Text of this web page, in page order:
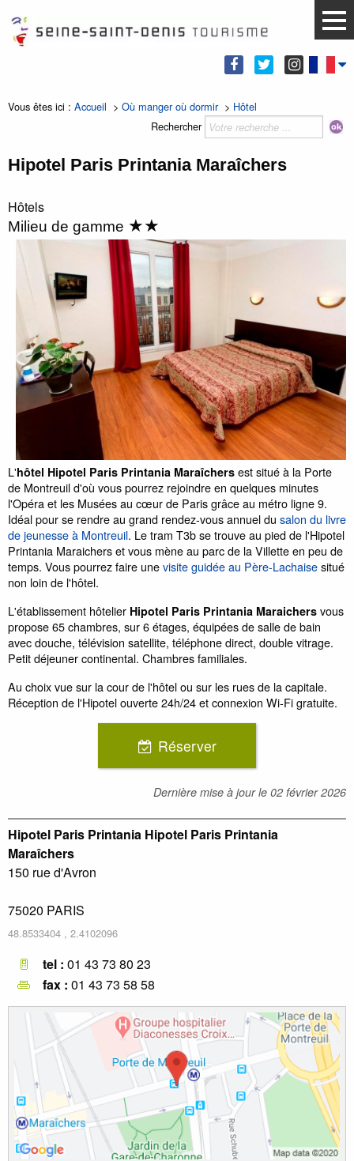
Vous êtes ici : Accueil > Où manger où dormir> Hôtel
Rechercher
Hipotel Paris Printania Maraîchers
Hôtels
Milieu de gamme ★★
L'hôtel Hipotel Paris Printania Maraîchers est situé à la Porte
de Montreuil d'où vous pourrez rejoindre en quelques minutes
l'Opéra et les Musées au cœur de Paris grâce au métro ligne 9.
Idéal pour se rendre au grand rendez-vous annuel du salon du livre
de jeunesse à Montreuil. Le tram T3b se trouve au pied de l'Hipotel
Printania Maraichers et vous mène au parc de la Villette en peu de
temps. Vous pourrez faire unevisite guidée au Père-Lachaisesitué
non loin de l'hôtel.
L'établissement hôtelier Hipotel Paris Printania Maraichers vous
propose 65 chambres, sur 6 étages, équipées de salle de bain
avec douche, télévision satellite, téléphone direct, double vitrage.
Petit déjeuner continental. Chambres familiales.
Au choix vue sur la cour de l'hôtel ou sur les rues de la capitale.
Réception de l'Hipotel ouverte 24h/24 et connexion Wi-Fi gratuite.
Réserver
Dernière mise à jour le 02 février 2026
Hipotel Paris Printania Hipotel Paris Printania
Maraîchers
150 rue d'Avron
75020 PARIS
48.8533404 , 2.4102096
tel : 01 43 73 80 23
fax : 01 43 73 58 58